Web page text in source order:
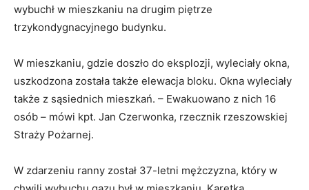
wybuchł w mieszkaniu na drugim piętrze
trzykondygnacyjnego budynku.
W mieszkaniu, gdzie doszło do eksplozji, wyleciały okna,
uszkodzona została także elewacja bloku. Okna wyleciały
także z sąsiednich mieszkań. – Ewakuowano z nich 16
osób – mówi kpt. Jan Czerwonka, rzecznik rzeszowskiej
Straży Pożarnej.
W zdarzeniu ranny został 37-letni mężczyzna, który w